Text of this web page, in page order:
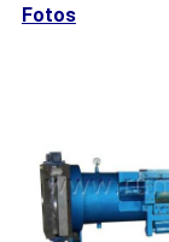
Fotos